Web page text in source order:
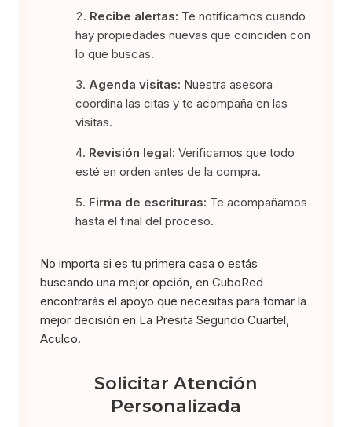
Recibe alertas: Te notificamos cuando
hay propiedades nuevas que coinciden con
lo que buscas.
Agenda visitas: Nuestra asesora
coordina las citas y te acompaña en las
visitas.
Revisión legal: Verificamos que todo
esté en orden antes de la compra.
Firma de escrituras: Te acompañamos
hasta el final del proceso.
No importa si es tu primera casa o estás
buscando una mejor opción, en CuboRed
encontrarás el apoyo que necesitas para tomar la
mejor decisión en La Presita Segundo Cuartel,
Aculco.
Solicitar Atención
Personalizada